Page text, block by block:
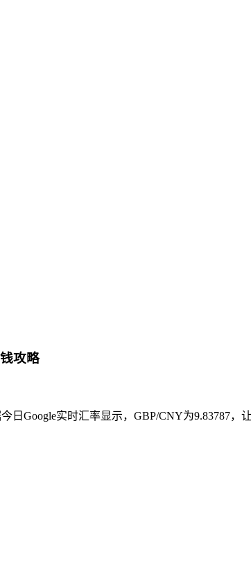
攻略
Google实时汇率显示，GBP/CNY为9.83787，